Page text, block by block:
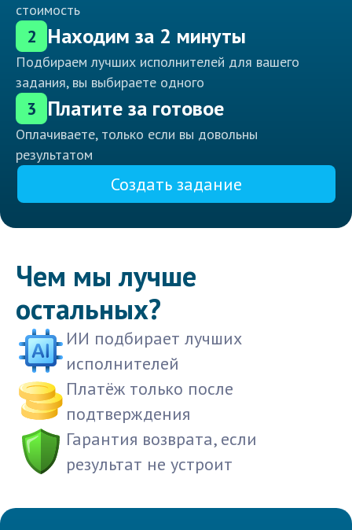
стоимость
2 Находим за 2 минуты
Подбираем лучших исполнителей для вашего
задания, вы выбираете одного
3 Платите за готовое
Оплачиваете, только если вы довольны
результатом
Создать задание
Чем мы лучше
остальных?
ИИ подбирает лучших
исполнителей
Платёж только после
подтверждения
Гарантия возврата, если
результат не устроит